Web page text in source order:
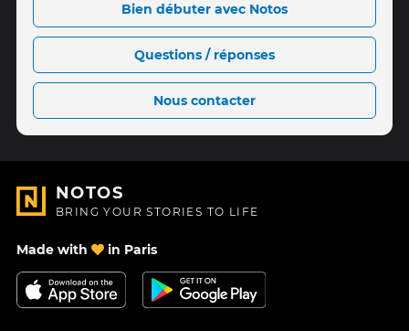
Bien débuter avec Notos
Questions / réponses
Nous contacter
NOTOS
BRING YOUR STORIES TO LIFE
Made with in Paris